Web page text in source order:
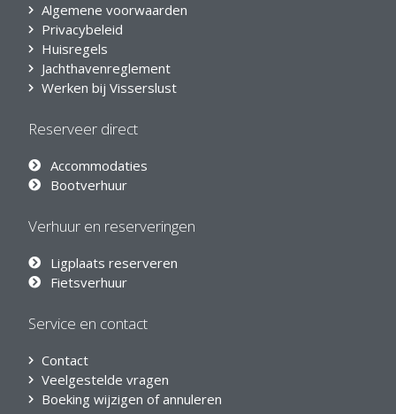
Algemene voorwaarden
Privacybeleid
Huisregels
Jachthavenreglement
Werken bij Visserslust
Reserveer direct
Accommodaties
Bootverhuur
Verhuur en reserveringen
Ligplaats reserveren
Fietsverhuur
Service en contact
Contact
Veelgestelde vragen
Boeking wijzigen of annuleren